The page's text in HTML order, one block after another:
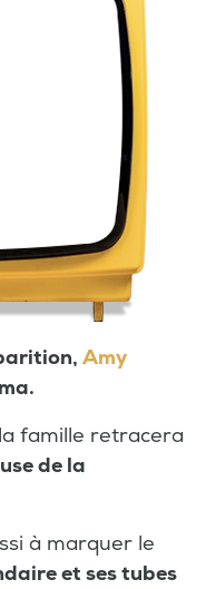
Amy
famille retracera
de la
à marquer le
et ses tubes